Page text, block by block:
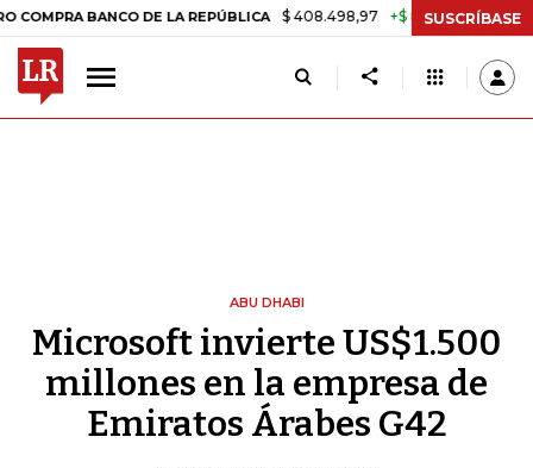
BANCO DE LA REPÚBLICA $ 408.498,97 +$ 8.753,81 +2,19% TASA
SUSCRÍBASE
ABU DHABI
Microsoft invierte US$1.500
millones en la empresa de
Emiratos Árabes G42